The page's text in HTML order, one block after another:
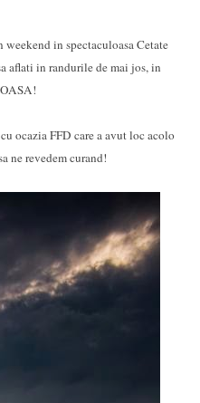
weekend in spectaculoasa Cetate
aflati in randurile de mai jos, in
ocazia FFD care a avut loc acolo
ne revedem curand!